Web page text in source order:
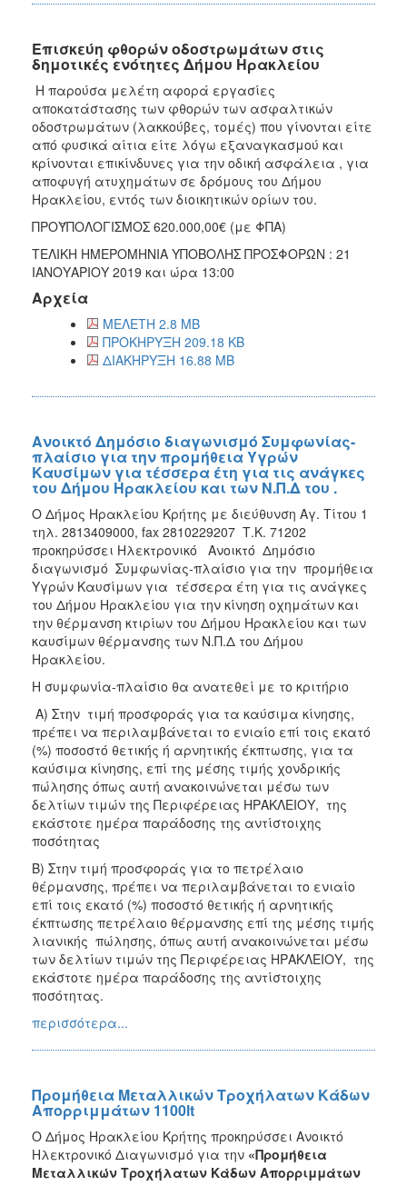
Επισκεύη φθορών οδοστρωμάτων στις
δημοτικές ενότητες Δήμου Ηρακλείου
Η παρούσα μελέτη αφορά εργασίες
αποκατάστασης των φθορών των ασφαλτικών
οδοστρωμάτων (λακκούβες, τομές) που γίνονται είτε
από φυσικά αίτια είτε λόγω εξαναγκασμού και
κρίνονται επικίνδυνες για την οδική ασφάλεια , για
αποφυγή ατυχημάτων σε δρόμους του Δήμου
Ηρακλείου, εντός των διοικητικών ορίων του.
ΠΡΟΫΠΟΛΟΓΙΣΜΟΣ 620.000,00€ (με ΦΠΑ)
ΤΕΛΙΚΗ ΗΜΕΡΟΜΗΝΙΑ ΥΠΟΒΟΛΗΣ ΠΡΟΣΦΟΡΩΝ : 21
ΙΑΝΟΥΑΡΙΟΥ 2019 και ώρα 13:00
Αρχεία
ΜΕΛΕΤΗ 2.8 MB
ΠΡΟΚΗΡΥΞΗ 209.18 KB
ΔΙΑΚΗΡΥΞΗ 16.88 MB
Ανοικτό Δημόσιο διαγωνισμό Συμφωνίας-
πλαίσιο για την προμήθεια Υγρών
Καυσίμων για τέσσερα έτη για τις ανάγκες
του Δήμου Ηρακλείου και των Ν.Π.Δ του .
Ο Δήμος Ηρακλείου Κρήτης με διεύθυνση Αγ. Τίτου 1
τηλ. 2813409000, fax 2810229207 Τ.Κ. 71202
προκηρύσσει Ηλεκτρονικό Ανοικτό Δημόσιο
διαγωνισμό Συμφωνίας-πλαίσιο για την προμήθεια
Υγρών Καυσίμων για τέσσερα έτη για τις ανάγκες
του Δήμου Ηρακλείου για την κίνηση οχημάτων και
την θέρμανση κτιρίων του Δήμου Ηρακλείου και των
καυσίμων θέρμανσης των Ν.Π.Δ του Δήμου
Ηρακλείου.
Η συμφωνία-πλαίσιο θα ανατεθεί με το κριτήριο
Α) Στην τιμή προσφοράς για τα καύσιμα κίνησης,
πρέπει να περιλαμβάνεται το ενιαίο επί τοις εκατό
(%) ποσοστό θετικής ή αρνητικής έκπτωσης, για τα
καύσιμα κίνησης, επί της μέσης τιμής χονδρικής
πώλησης όπως αυτή ανακοινώνεται μέσω των
δελτίων τιμών της Περιφέρειας ΗΡΑΚΛΕΙΟΥ, της
εκάστοτε ημέρα παράδοσης της αντίστοιχης
ποσότητας
Β) Στην τιμή προσφοράς για το πετρέλαιο
θέρμανσης, πρέπει να περιλαμβάνεται το ενιαίο
επί τοις εκατό (%) ποσοστό θετικής ή αρνητικής
έκπτωσης πετρέλαιο θέρμανσης επί της μέσης τιμής
λιανικής πώλησης, όπως αυτή ανακοινώνεται μέσω
των δελτίων τιμών της Περιφέρειας ΗΡΑΚΛΕΙΟΥ, της
εκάστοτε ημέρα παράδοσης της αντίστοιχης
ποσότητας.
περισσότερα...
Προμήθεια Μεταλλικών Τροχήλατων Κάδων
Απορριμμάτων 1100lt
Ο Δήμος Ηρακλείου Κρήτης προκηρύσσει Ανοικτό
Ηλεκτρονικό Διαγωνισμό για την «Προμήθεια
Μεταλλικών Τροχήλατων Κάδων Απορριμμάτων